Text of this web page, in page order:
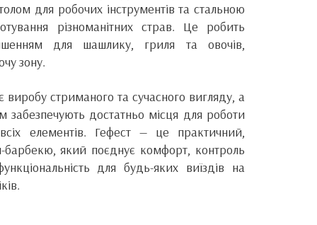
для робочих інструментів та стальною
різноманітних страв. Це робить
для шашлику, гриля та овочів,
зону.
стриманого та сучасного вигляду, а
забезпечують достатньо місця для роботи
елементів. Гефест — це практичний,
барбекю, який поєднує комфорт, контроль
для будь-яких виїздів на